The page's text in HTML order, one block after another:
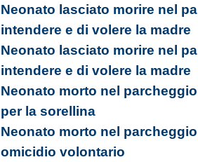
Neonato lasciato morire nel
intendere e di volere la madre
Neonato lasciato morire nel
intendere e di volere la madre
Neonato morto nel
per la sorellina
Neonato morto nel
omicidio volontario